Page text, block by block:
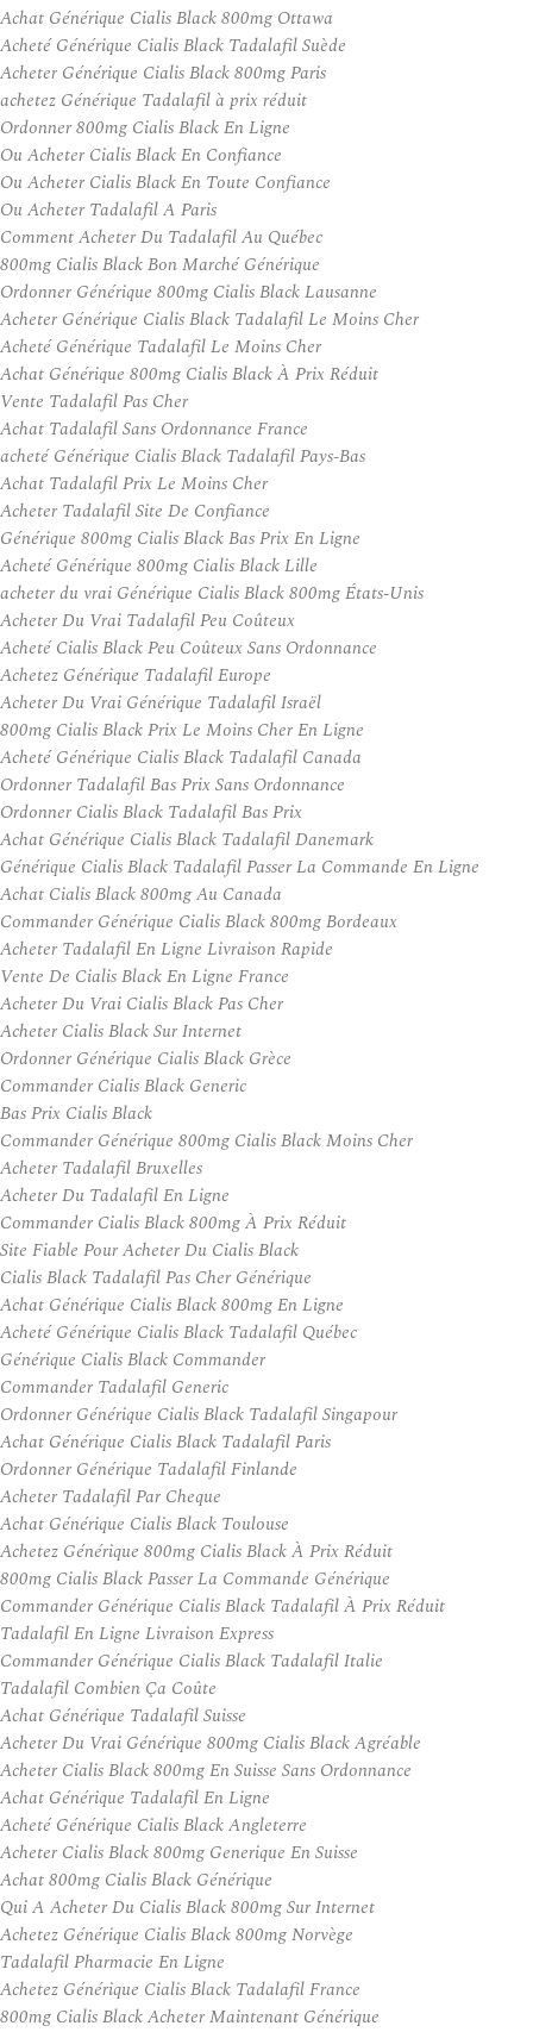
Achat Générique Cialis Black 800mg Ottawa
Acheté Générique Cialis Black Tadalafil Suède
Acheter Générique Cialis Black 800mg Paris
achetez Générique Tadalafil à prix réduit
Ordonner 800mg Cialis Black En Ligne
Ou Acheter Cialis Black En Confiance
Ou Acheter Cialis Black En Toute Confiance
Ou Acheter Tadalafil A Paris
Comment Acheter Du Tadalafil Au Québec
800mg Cialis Black Bon Marché Générique
Ordonner Générique 800mg Cialis Black Lausanne
Acheter Générique Cialis Black Tadalafil Le Moins Cher
Acheté Générique Tadalafil Le Moins Cher
Achat Générique 800mg Cialis Black À Prix Réduit
Vente Tadalafil Pas Cher
Achat Tadalafil Sans Ordonnance France
acheté Générique Cialis Black Tadalafil Pays-Bas
Achat Tadalafil Prix Le Moins Cher
Acheter Tadalafil Site De Confiance
Générique 800mg Cialis Black Bas Prix En Ligne
Acheté Générique 800mg Cialis Black Lille
acheter du vrai Générique Cialis Black 800mg États-Unis
Acheter Du Vrai Tadalafil Peu Coûteux
Acheté Cialis Black Peu Coûteux Sans Ordonnance
Achetez Générique Tadalafil Europe
Acheter Du Vrai Générique Tadalafil Israël
800mg Cialis Black Prix Le Moins Cher En Ligne
Acheté Générique Cialis Black Tadalafil Canada
Ordonner Tadalafil Bas Prix Sans Ordonnance
Ordonner Cialis Black Tadalafil Bas Prix
Achat Générique Cialis Black Tadalafil Danemark
Générique Cialis Black Tadalafil Passer La Commande En Ligne
Achat Cialis Black 800mg Au Canada
Commander Générique Cialis Black 800mg Bordeaux
Acheter Tadalafil En Ligne Livraison Rapide
Vente De Cialis Black En Ligne France
Acheter Du Vrai Cialis Black Pas Cher
Acheter Cialis Black Sur Internet
Ordonner Générique Cialis Black Grèce
Commander Cialis Black Generic
Bas Prix Cialis Black
Commander Générique 800mg Cialis Black Moins Cher
Acheter Tadalafil Bruxelles
Acheter Du Tadalafil En Ligne
Commander Cialis Black 800mg À Prix Réduit
Site Fiable Pour Acheter Du Cialis Black
Cialis Black Tadalafil Pas Cher Générique
Achat Générique Cialis Black 800mg En Ligne
Acheté Générique Cialis Black Tadalafil Québec
Générique Cialis Black Commander
Commander Tadalafil Generic
Ordonner Générique Cialis Black Tadalafil Singapour
Achat Générique Cialis Black Tadalafil Paris
Ordonner Générique Tadalafil Finlande
Acheter Tadalafil Par Cheque
Achat Générique Cialis Black Toulouse
Achetez Générique 800mg Cialis Black À Prix Réduit
800mg Cialis Black Passer La Commande Générique
Commander Générique Cialis Black Tadalafil À Prix Réduit
Tadalafil En Ligne Livraison Express
Commander Générique Cialis Black Tadalafil Italie
Tadalafil Combien Ça Coûte
Achat Générique Tadalafil Suisse
Acheter Du Vrai Générique 800mg Cialis Black Agréable
Acheter Cialis Black 800mg En Suisse Sans Ordonnance
Achat Générique Tadalafil En Ligne
Acheté Générique Cialis Black Angleterre
Acheter Cialis Black 800mg Generique En Suisse
Achat 800mg Cialis Black Générique
Qui A Acheter Du Cialis Black 800mg Sur Internet
Achetez Générique Cialis Black 800mg Norvège
Tadalafil Pharmacie En Ligne
Achetez Générique Cialis Black Tadalafil France
800mg Cialis Black Acheter Maintenant Générique